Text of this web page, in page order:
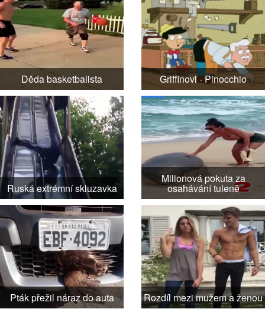
Děda basketbalista Griffinovi - Pinocchio
Ruská extrémní skluzavka
Milionová pokuta za
osahávání tuleně
Pták přežil náraz do auta Rozdíl mezi mužem a ženou